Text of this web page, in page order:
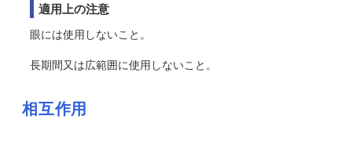
適用上の注意
眼には使用しないこと。
長期間又は広範囲に使用しないこと。
相互作用